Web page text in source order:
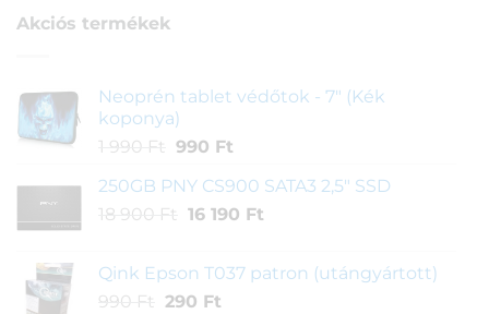
Akciós termékek
Neoprén tablet védőtok - 7" (Kék
koponya)
1 990 Ft Original
was:
1
990 FtCurrent
is:
990 Ft.
250GB PNY CS900 SATA3 2,5" SSD
18 900 Ft Original
18
900 Ft.
16 190 FtCurrent
16
Qink Epson T037 patron (utángyártott)
990 Ft Original
290 FtCurrent